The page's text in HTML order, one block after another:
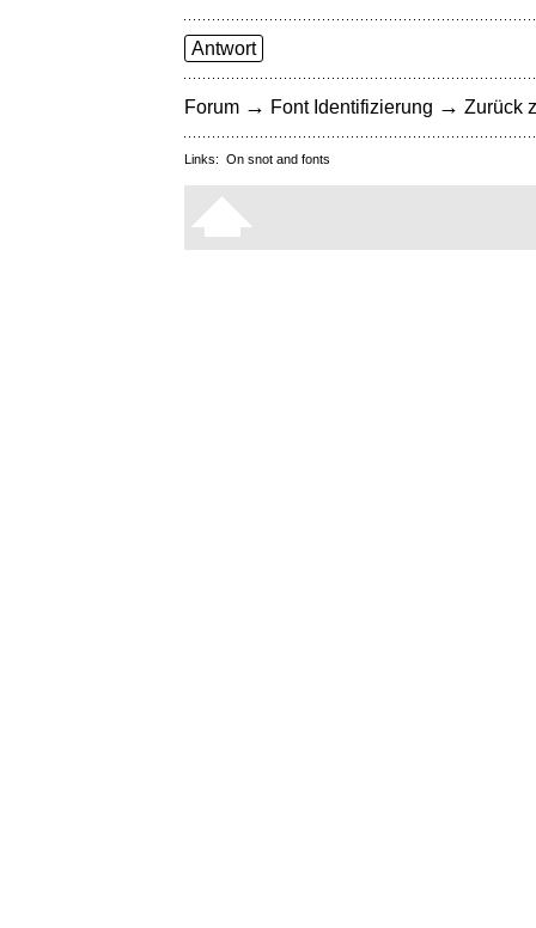
Antwort
Forum → Font Identifizierung → Zurück
Links: On snot and fonts